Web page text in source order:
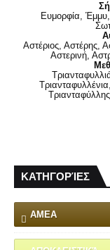
Ευμορφία,
Αστέριος, Αστέρης,
Αστερινή,
ΚΑΤΗΓΟΡΊΕΣ
ΑΜΕΑ